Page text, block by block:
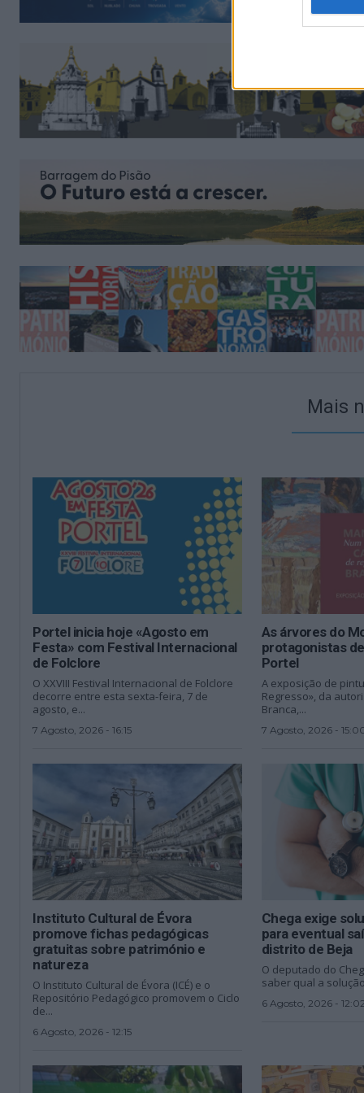
Mais
Portel inicia hoje «Agosto em
Festa» com Festival Internacional
de Folclore
O XXVIII Festival Internacional de Folclore
decorre entre esta sexta-feira, 7 de
agosto, e...
7 Agosto, 2026 - 16:15
As árvores do
protagonistas
Portel
A exposição de
Regresso», da
Branca,...
7 Agosto, 2026 -
Instituto Cultural de Évora
promove fichas pedagógicas
gratuitas sobre património e
natureza
O Instituto Cultural de Évora (ICÉ) e o
Repositório Pedagógico promovem o Ciclo
de...
6 Agosto, 2026 - 12:15
Chega exige
para eventual
distrito de Beja
O deputado do
saber qual a
6 Agosto, 2026 - 12:02